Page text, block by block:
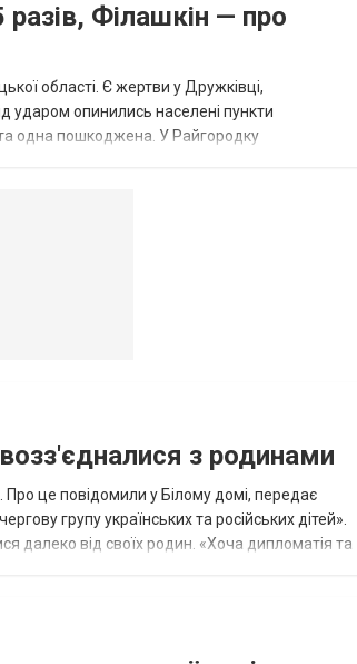
Філашкін — про
області. Є жертви у Дружківці,
ударом опинились населені пункти
та одна пошкоджена. У Райгородку
з родинами
це повідомили у Білому домі, передає
групу українських та російських дітей».
далеко від своїх родин. «Хоча дипломатія та